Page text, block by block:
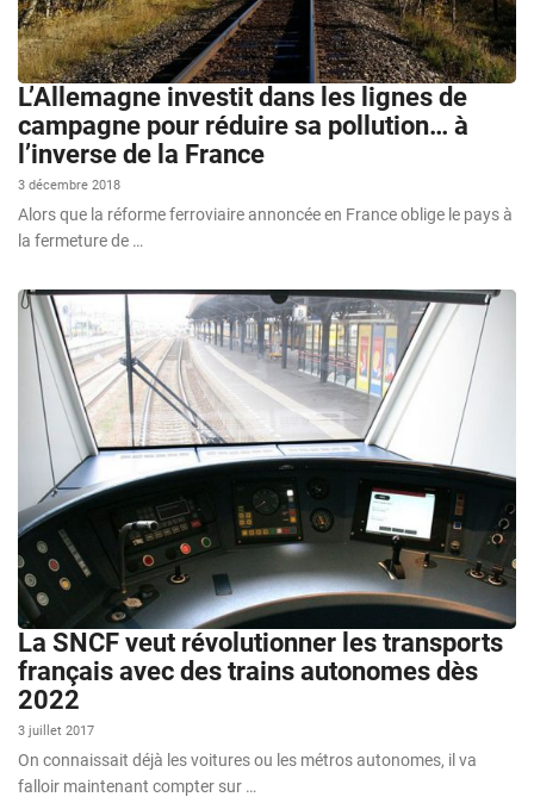
L’Allemagne investit dans les lignes de
campagne pour réduire sa pollution… à
l’inverse de la France
3 décembre 2018
Alors que la réforme ferroviaire annoncée en France oblige le pays à
la fermeture de …
La SNCF veut révolutionner les transports
français avec des trains autonomes dès
2022
3 juillet 2017
On connaissait déjà les voitures ou les métros autonomes, il va
falloir maintenant compter sur …